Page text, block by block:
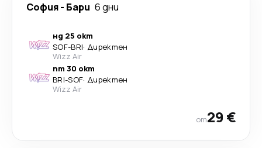
София- Бари 6 дни
нд 25 окт
SOF-BRI· Директен
Wizz Air
пт 30 окт
BRI-SOF· Директен
Wizz Air
от29 €